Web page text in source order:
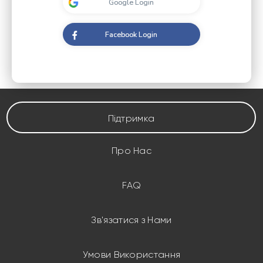
Підтримка
Про Нас
FAQ
Зв'язатися з Нами
Умови Використання